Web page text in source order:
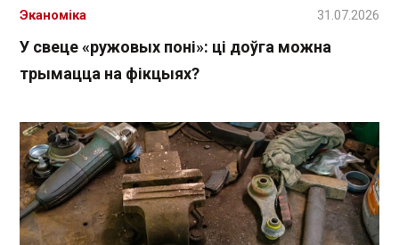
У свеце «ружовых поні»: ці доўга можна
трымацца на фікцыях?
Эканоміка 31.07.2026